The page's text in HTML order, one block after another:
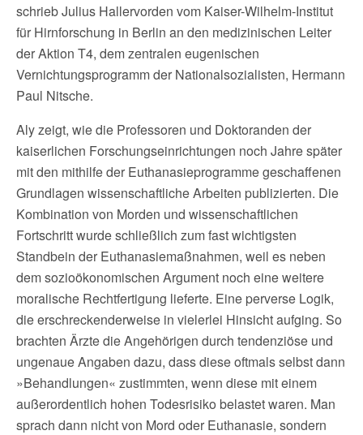
schrieb Julius Hallervorden vom Kaiser-Wilhelm-Institut
für Hirnforschung in Berlin an den medizinischen Leiter
der Aktion T4, dem zentralen eugenischen
Vernichtungsprogramm der Nationalsozialisten, Hermann
Paul Nitsche.
Aly zeigt, wie die Professoren und Doktoranden der
kaiserlichen Forschungseinrichtungen noch Jahre später
mit den mithilfe der Euthanasieprogramme geschaffenen
Grundlagen wissenschaftliche Arbeiten publizierten. Die
Kombination von Morden und wissenschaftlichen
Fortschritt wurde schließlich zum fast wichtigsten
Standbein der Euthanasiemaßnahmen, weil es neben
dem sozioökonomischen Argument noch eine weitere
moralische Rechtfertigung lieferte. Eine perverse Logik,
die erschreckenderweise in vielerlei Hinsicht aufging. So
brachten Ärzte die Angehörigen durch tendenziöse und
ungenaue Angaben dazu, dass diese oftmals selbst dann
»Behandlungen« zustimmten, wenn diese mit einem
außerordentlich hohen Todesrisiko belastet waren. Man
sprach dann nicht von Mord oder Euthanasie, sondern